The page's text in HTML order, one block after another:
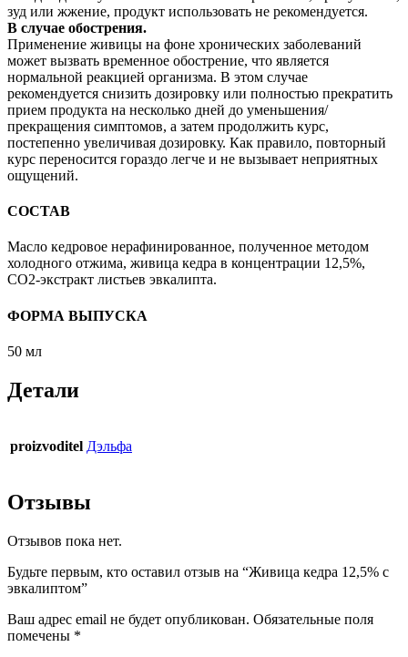
зуд или жжение, продукт использовать не рекомендуется.
В случае обострения.
Применение живицы на фоне хронических заболеваний
может вызвать временное обострение, что является
нормальной реакцией организма. В этом случае
рекомендуется снизить дозировку или полностью прекратить
прием продукта на несколько дней до уменьшения/
прекращения симптомов, а затем продолжить курс,
постепенно увеличивая дозировку. Как правило, повторный
курс переносится гораздо легче и не вызывает неприятных
ощущений.
СОСТАВ
Масло кедровое нерафинированное, полученное методом
холодного отжима, живица кедра в концентрации 12,5%,
СО2-экстракт листьев эвкалипта.
ФОРМА ВЫПУСКА
50 мл
Детали
proizvoditel Дэльфа
Отзывы
Отзывов пока нет.
Будьте первым, кто оставил отзыв на “Живица кедра 12,5% с
эвкалиптом”
Ваш адрес email не будет опубликован. Обязательные поля
помечены *